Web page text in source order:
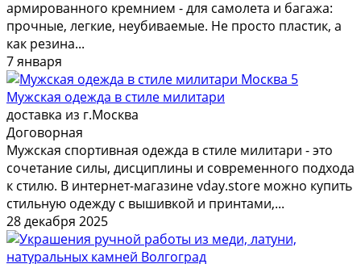
армированного кремнием - для самолета и багажа:
прочные, легкие, неубиваемые. Не просто пластик, а
как резина...
7 января
5
Мужская одежда в стиле милитари
доставка из г.Москва
Договорная
Мужская спортивная одежда в стиле милитари - это
сочетание силы, дисциплины и современного подхода
к стилю. В интернет-магазине vday.store можно купить
стильную одежду с вышивкой и принтами,...
28 декабря 2025